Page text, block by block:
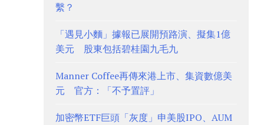
繫？
「遇見小麵」據報已展開預路演、擬集1億
美元 股東包括碧桂園九毛九
Manner Coffee再傳來港上市、集資數億美
元 官方：「不予置評」
加密幣ETF巨頭「灰度」申美股IPO、AUM